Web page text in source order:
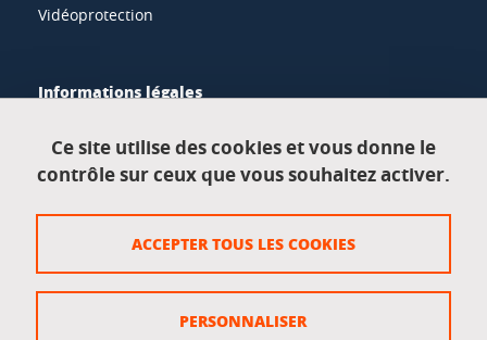
Vidéoprotection
Informations légales
Données personnelles
Crédits
Ce site utilise des cookies et vous donne le
contrôle sur ceux que vous souhaitez activer.
ACCEPTER TOUS LES COOKIES
PERSONNALISER